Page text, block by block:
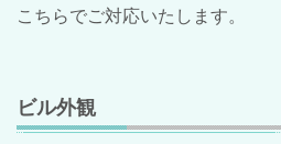
こちらでご対応いたします。
ビル外観